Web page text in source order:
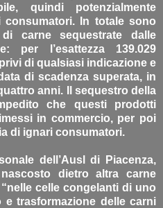
quindi potenzialmente
In totale sono
carne sequestrate dalle
per l’esattezza 139.029
di qualsiasi indicazione e
di scadenza superata, in
anni. Il sequestro della
che questi prodotti
in commercio, per poi
di ignari consumatori.
dell’Ausl di Piacenza,
dietro altra carne
celle congelanti di uno
trasformazione delle carni